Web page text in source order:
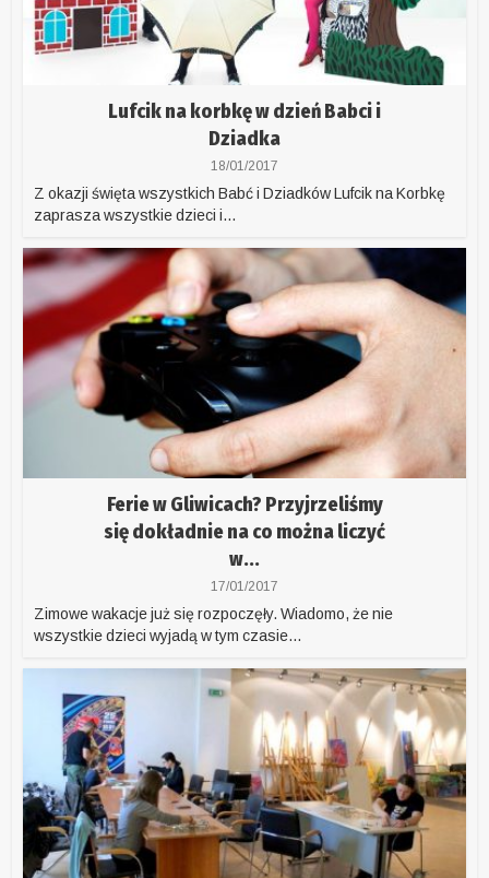
Lufcik na korbkę w dzień Babci i
Dziadka
18/01/2017
Z okazji święta wszystkich Babć i Dziadków Lufcik na Korbkę
zaprasza wszystkie dzieci i...
Ferie w Gliwicach? Przyjrzeliśmy
się dokładnie na co można liczyć
w...
17/01/2017
Zimowe wakacje już się rozpoczęły. Wiadomo, że nie
wszystkie dzieci wyjadą w tym czasie...